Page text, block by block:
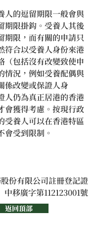
人的逗留期限一般會與
期限掛鈎。受養人其後
期限，而有關的申請只
符合以受養人身份來港
（包括沒有改變致使申
情況，例如受養配偶與
係改變或保證人身
人仍為真正居港的香港
會獲得考慮。按現行政
受養人可以在香港特區
會受到限制。
份有限公司註冊登記證
中移廣字第112123001號
返回頂部